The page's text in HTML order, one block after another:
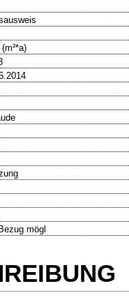
mögl